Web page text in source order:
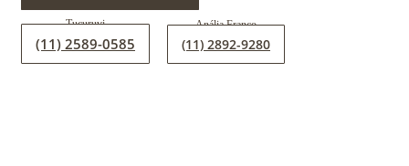
(11) 2589-0585 (11) 2892-9280